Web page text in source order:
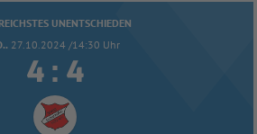
UNENTSCHIEDEN
27.10.2024 /14:30 Uhr
 : 